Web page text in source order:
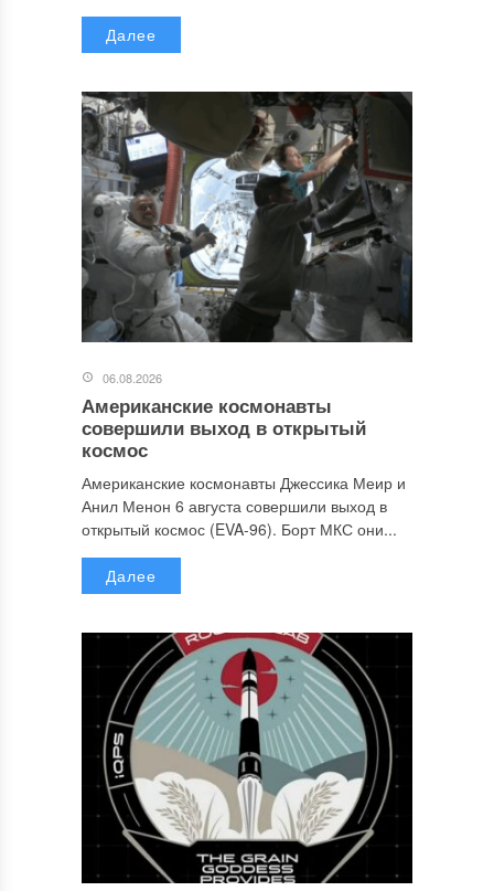
Далее
06.08.2026
Американские космонавты
совершили выход в открытый
космос
Американские космонавты Джессика Меир и
Анил Менон 6 августа совершили выход в
открытый космос (EVA-96). Борт МКС они...
Далее